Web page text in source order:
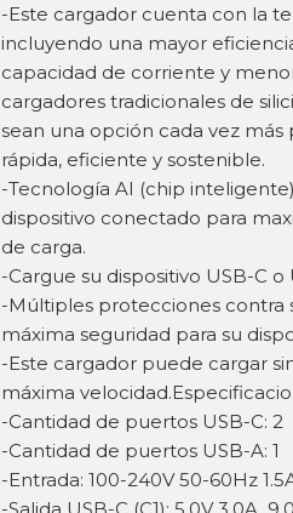
-Este cargador cuenta con la
incluyendo una mayor
capacidad de corriente y
cargadores tradicionales de
sean una opción cada vez
rápida, eficiente y sostenible.
-Tecnología AI (chip
dispositivo conectado para
de carga.
-Cargue su dispositivo USB-C
-Múltiples protecciones contra
máxima seguridad para su
-Este cargador puede cargar
máxima
-Cantidad de puertos USB-C: 2
-Cantidad de puertos USB-A: 1
-Entrada: 100-240V 50-60Hz